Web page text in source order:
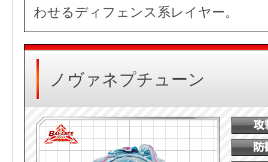
わせるディフェンス系レイヤー。
ノヴァネプチューン